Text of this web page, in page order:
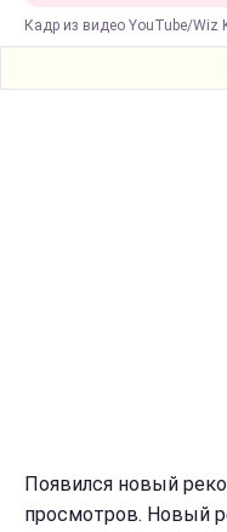
Кадр из видео YouTube/Wiz
Появился новый
просмотров. Новый